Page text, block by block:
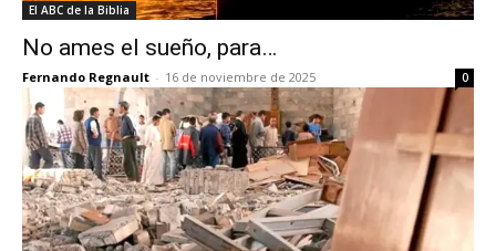
El ABC de la Biblia
No ames el sueño, para…
Fernando Regnault - 16 de noviembre de 2025 0